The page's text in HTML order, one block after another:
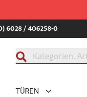
6028 / 406258-0
TÜREN